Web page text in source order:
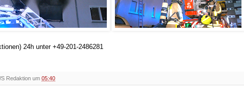
24h unter +49-201-2486281
Redaktion um 05:40